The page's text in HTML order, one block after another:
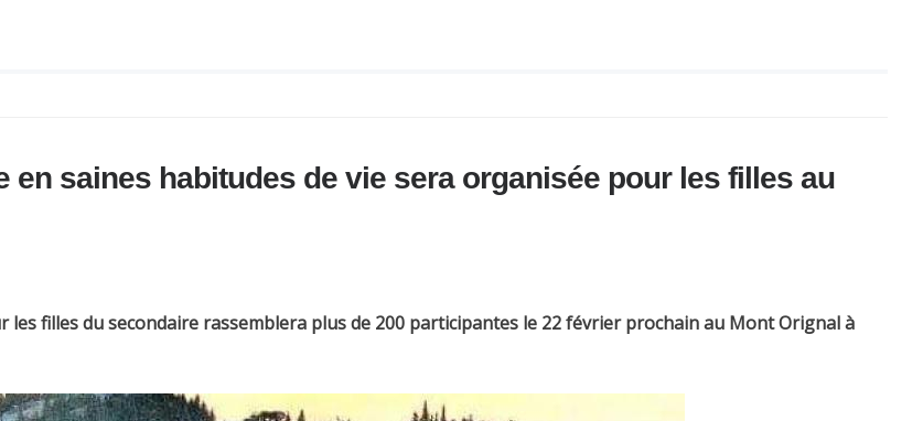
en saines habitudes de vie sera organisée pour les filles au
filles du secondaire rassemblera plus de 200 participantes le 22 février prochain au Mont Orignal à